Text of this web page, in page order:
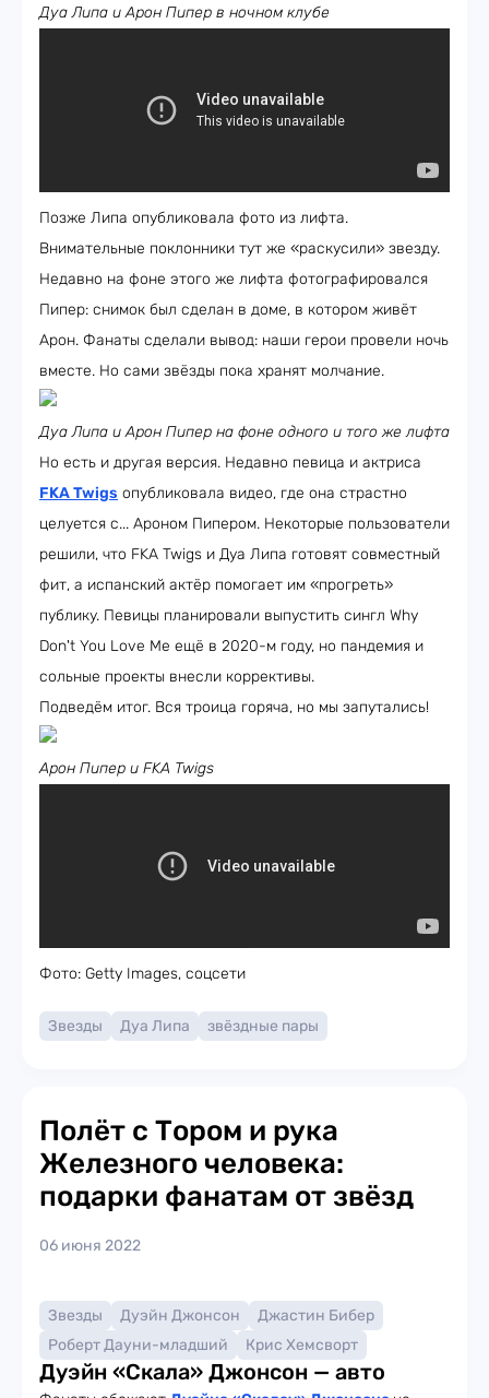
Дуа Липа и Арон Пипер в ночном клубе
Позже Липа опубликовала фото из лифта.
Внимательные поклонники тут же «раскусили» звезду.
Недавно на фоне этого же лифта фотографировался
Пипер: снимок был сделан в доме, в котором живёт
Арон. Фанаты сделали вывод: наши герои провели ночь
вместе. Но сами звёзды пока хранят молчание.
Дуа Липа и Арон Пипер на фоне одного и того же лифта
Но есть и другая версия. Недавно певица и актриса
FKA Twigs опубликовала видео, где она страстно
целуется с... Ароном Пипером. Некоторые пользователи
решили, что FKA Twigs и Дуа Липа готовят совместный
фит, а испанский актёр помогает им «прогреть»
публику. Певицы планировали выпустить сингл Why
Don't You Love Me ещё в 2020-м году, но пандемия и
сольные проекты внесли коррективы.
Подведём итог. Вся троица горяча, но мы запутались!
Арон Пипер и FKA Twigs
Фото: Getty Images, соцсети
Звезды Дуа Липа звёздные пары
Полёт с Тором и рука
Железного человека:
подарки фанатам от звёзд
06 июня 2022
Звезды Дуэйн Джонсон
Джастин Бибер
Роберт Дауни-младший
Крис Хемсворт
Дуэйн «Скала» Джонсон — авто